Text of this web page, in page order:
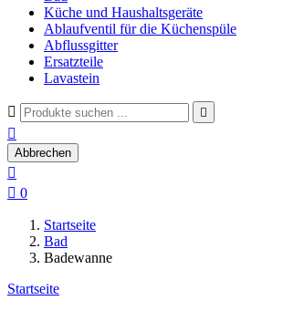
Küche und Haushaltsgeräte
Ablaufventil für die Küchenspüle
Abflussgitter
Ersatzteile
Lavastein
 

Abbrechen

 0
Startseite
Bad
Badewanne
Startseite